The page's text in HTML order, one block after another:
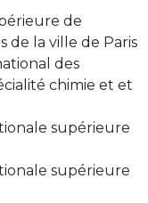
de
de la ville de Paris
des
chimie et et
supérieure
supérieure